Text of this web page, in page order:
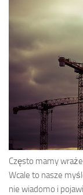
Często mamy
Wcale to nasze
nie wiadomo i